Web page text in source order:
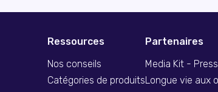
Ressources
Nos conseils
Catégories de produits
Partenaires
Media Kit -
Longue vie aux